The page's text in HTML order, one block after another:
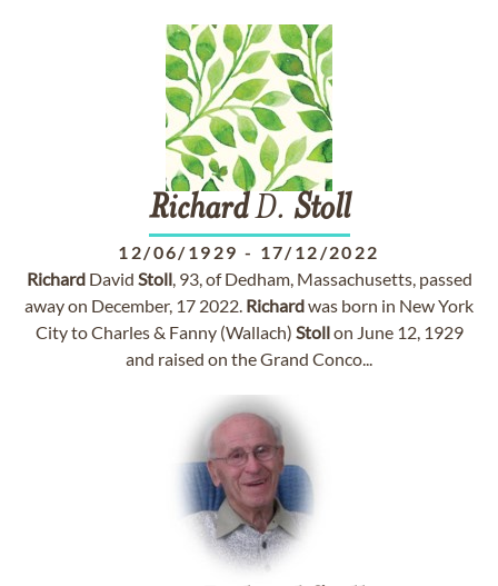
RichardD. Stoll
12/06/1929 - 17/12/2022
RichardDavid Stoll, 93, of Dedham, Massachusetts, passed
away on December, 17 2022. Richardwas born in New York
City to Charles & Fanny (Wallach) Stollon June 12, 1929
and raised on the Grand Conco...